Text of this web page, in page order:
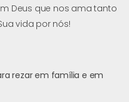
Deus que nos ama tanto
vida por nós!
rezar em família e em